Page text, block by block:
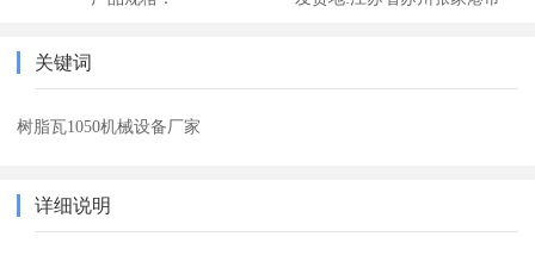
关键词
树脂瓦1050机械设备厂家
详细说明